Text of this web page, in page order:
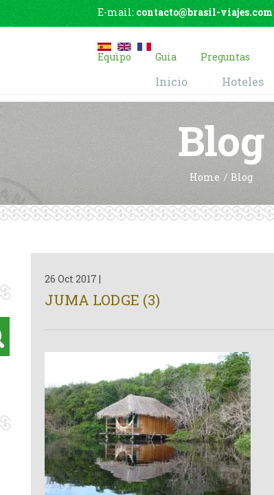
E-mail: contacto@brasil-viajes.com
Equipo Guia Preguntas
Inicio Hoteles
Blog
Home Blog
26 Oct 2017 |
JUMA LODGE (3)